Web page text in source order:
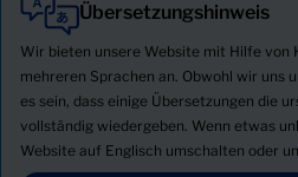
Übersetzungshinweis
Wir bieten unsere Website mit Hilfe von
mehreren Sprachen an. Obwohl wir uns
es sein, dass einige Übersetzungen die
vollständig wiedergeben. Wenn etwas
Website auf Englisch umschalten oder
Alle
Produkte
Sicherheitsdatenblatt herunterladen
PRODUCT NAME